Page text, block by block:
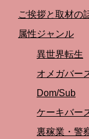
ご挨拶と取材の
属性ジャンル
異世界転生
オメガバー
Dom/Sub
ケーキバー
裏稼業・警